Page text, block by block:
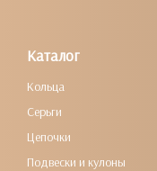
Каталог
Кольца
Серьги
Цепочки
Подвески и кулоны